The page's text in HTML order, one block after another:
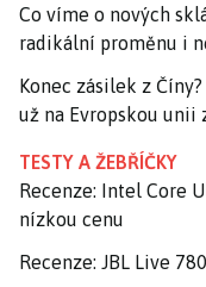
Co víme o nových
radikální proměnu i
Konec zásilek z
už na Evropskou unii
TESTY A ŽEBŘÍČKY
Recenze: Intel Core
nízkou cenu
Recenze: JBL Live